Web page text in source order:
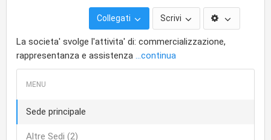
Collegati Scrivi
La societa' svolge l'attivita' di: commercializzazione,
rappresentanza e assistenza ...continua
Sede principale
Altre Sedi (2)